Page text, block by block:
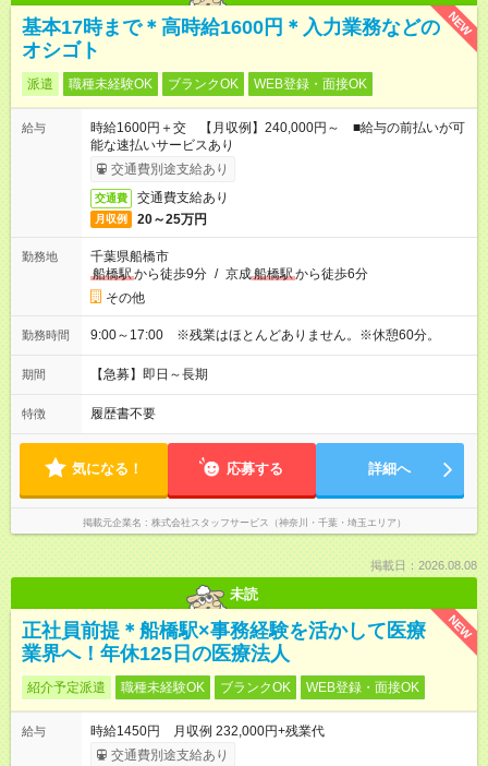
NEW
基本17時まで＊高時給1600円＊入力業務などの
オシゴト
派遣 職種未経験OK ブランクOK WEB登録・面接OK
給与
時給1600円＋交 【月収例】240,000円～ ■給与の前払いが可
能な速払いサービスあり
交通費別途支給あり
交通費 交通費支給あり
月収例 20～25万円
勤務地
千葉県船橋市
船橋駅から徒歩9分 / 京成船橋駅から徒歩6分
その他
勤務時間 9:00～17:00 ※残業はほとんどありません。※休憩60分。
期間 【急募】即日～長期
特徴 履歴書不要
気になる！ 応募する 詳細へ
掲載元企業名 株式会社スタッフサービス（神奈川・千葉・埼玉エリア）
掲載日：2026.08.08
未読
NEW
正社員前提＊船橋駅×事務経験を活かして医療
業界へ！年休125日の医療法人
紹介予定派遣 職種未経験OK ブランクOK WEB登録・面接OK
給与
時給1450円 月収例 232,000円+残業代
交通費別途支給あり